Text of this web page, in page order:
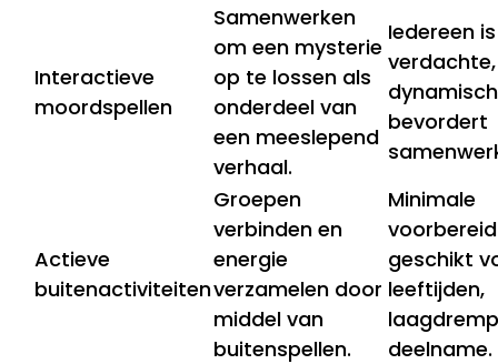
Interactieve
moordspellen
Samenwerken
om een mysterie
op te lossen als
onderdeel van
een meeslepend
verhaal.
Iedereen
verdachte,
bevordert
Actieve
buitenactiviteiten
Groepen
verbinden en
energie
verzamelen door
middel van
buitenspellen.
Minimale
geschikt
leeftijden,
deelname.